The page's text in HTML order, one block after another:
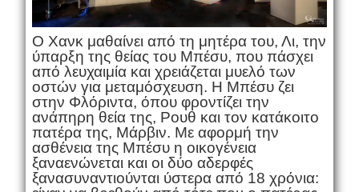
Ο Χανκ μαθαίνει από τη μητέρα του, Λι, την
ύπαρξη της θείας του Μπέσυ, που πάσχει
από λευχαιμία και χρειάζεται μυελό των
οστών για μεταμόσχευση. Η Μπέσυ ζει
στην Φλόριντα, όπου φροντίζει την
ανάπηρη θεία της, Ρουθ και τον κατάκοιτο
πατέρα της, Μάρβιν. Με αφορμή την
ασθένεια της Μπέσυ η οικογένεια
ξαναενώνεται και οι δύο αδερφές
ξανασυναντιούνται ύστερα από 18 χρόνια: